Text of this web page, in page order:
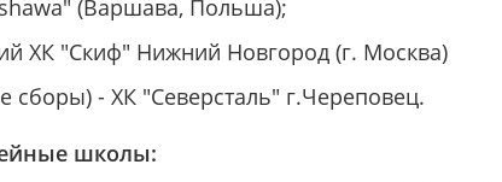
(Варшава, Польша);
ХК "Скиф" Нижний Новгород (г. Москва)
сборы) - ХК "Северсталь" г.Череповец.
школы: